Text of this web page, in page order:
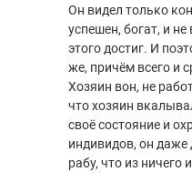
Он видел только
успешен, богат, и
этого достиг. И
же, причём всего и
Хозяин вон, не
что хозяин
своё состояние и
индивидов, он даже
рабу, что из ничего